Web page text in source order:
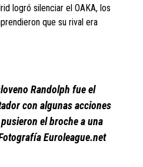
logró silenciar el OAKA, los
que su rival era
Randolph fue el
con algunas acciones
el broche a una
Euroleague.net